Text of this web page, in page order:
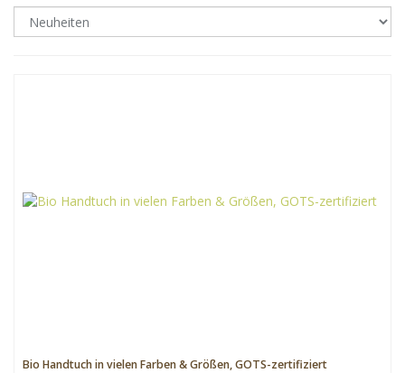
Bio Handtuch in vielen Farben & Größen, GOTS-zertifiziert